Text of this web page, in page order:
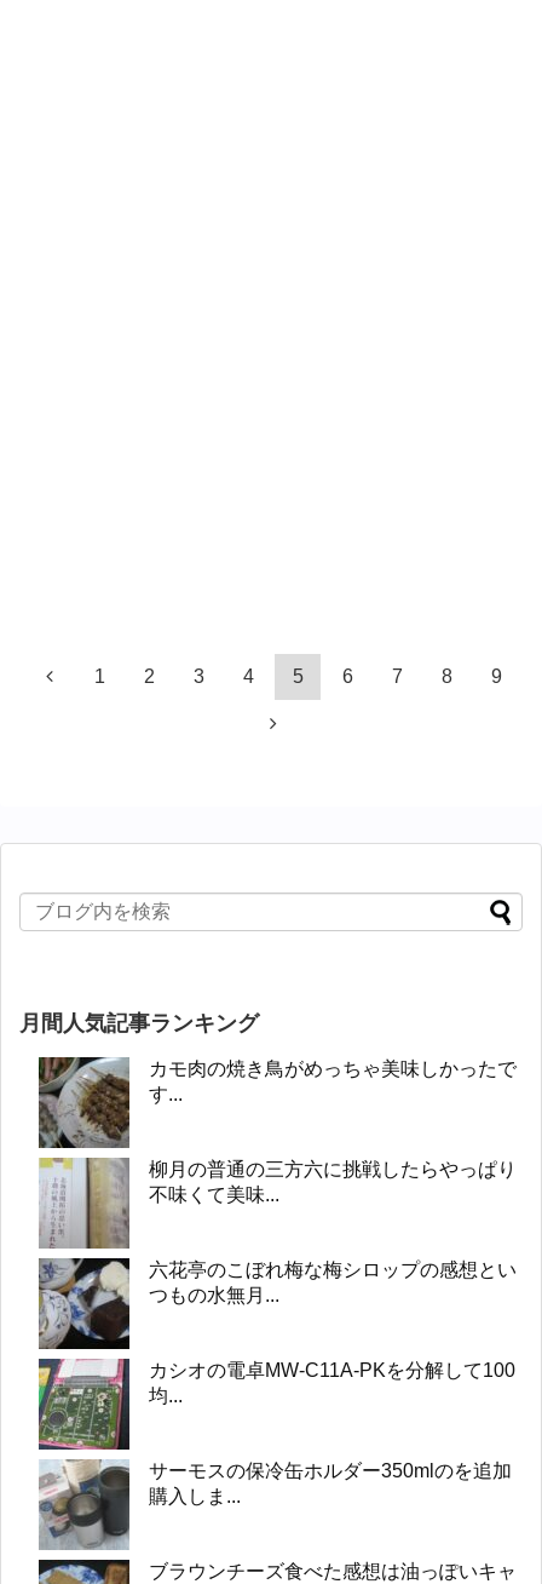
1 2 3 4 5 6 7 8 9
月間人気記事ランキング
カモ肉の焼き鳥がめっちゃ美味しかったで
す...
柳月の普通の三方六に挑戦したらやっぱり
不味くて美味...
六花亭のこぼれ梅な梅シロップの感想とい
つもの水無月...
カシオの電卓MW-C11A-PKを分解して100
均...
サーモスの保冷缶ホルダー350mlのを追加
購入しま...
ブラウンチーズ食べた感想は油っぽいキャ